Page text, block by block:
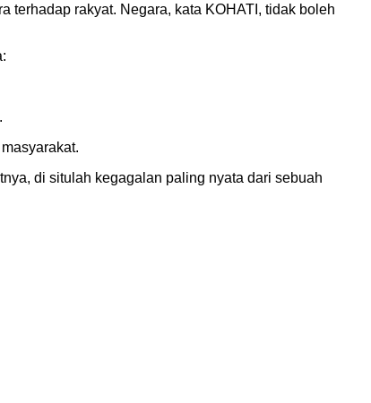
terhadap rakyat. Negara, kata KOHATI, tidak boleh
di situlah kegagalan paling nyata dari sebuah